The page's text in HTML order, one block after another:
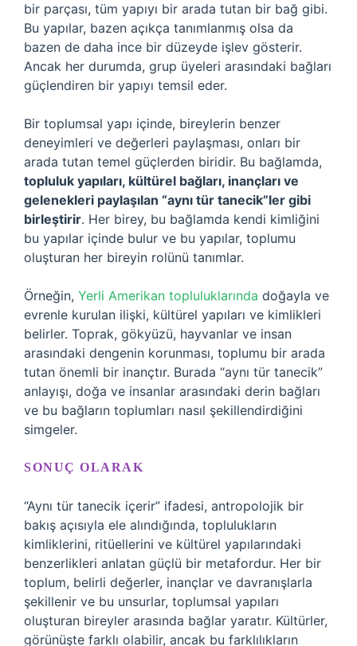
bir parçası, tüm yapıyı bir arada tutan bir bağ gibi.
Bu yapılar, bazen açıkça tanımlanmış olsa da
bazen de daha ince bir düzeyde işlev gösterir.
Ancak her durumda, grup üyeleri arasındaki bağları
güçlendiren bir yapıyı temsil eder.
Bir toplumsal yapı içinde, bireylerin benzer
deneyimleri ve değerleri paylaşması, onları bir
arada tutan temel güçlerden biridir. Bu bağlamda,
topluluk yapıları, kültürel bağları, inançları ve
gelenekleri paylaşılan “aynı tür tanecik”ler gibi
birleştirir. Her birey, bu bağlamda kendi kimliğini
bu yapılar içinde bulur ve bu yapılar, toplumu
oluşturan her bireyin rolünü tanımlar.
Örneğin, Yerli Amerikan topluluklarında doğayla ve
evrenle kurulan ilişki, kültürel yapıları ve kimlikleri
belirler. Toprak, gökyüzü, hayvanlar ve insan
arasındaki dengenin korunması, toplumu bir arada
tutan önemli bir inançtır. Burada “aynı tür tanecik”
anlayışı, doğa ve insanlar arasındaki derin bağları
ve bu bağların toplumları nasıl şekillendirdiğini
simgeler.
SONUÇ OLARAK
“Aynı tür tanecik içerir” ifadesi, antropolojik bir
bakış açısıyla ele alındığında, toplulukların
kimliklerini, ritüellerini ve kültürel yapılarındaki
benzerlikleri anlatan güçlü bir metafordur. Her bir
toplum, belirli değerler, inançlar ve davranışlarla
şekillenir ve bu unsurlar, toplumsal yapıları
oluşturan bireyler arasında bağlar yaratır. Kültürler,
görünüşte farklı olabilir, ancak bu farklılıkların